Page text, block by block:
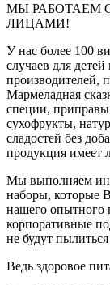
МЫ РАБОТАЕМ
ЛИЦАМИ!
У нас более 100
случаев для
производителей,
Мармеладная
специи,
сухофрукты,
сладостей без
продукция имеет
Мы выполняем
наборы, которые
нашего опытного
корпоративные
не будут
Ведь здоровое